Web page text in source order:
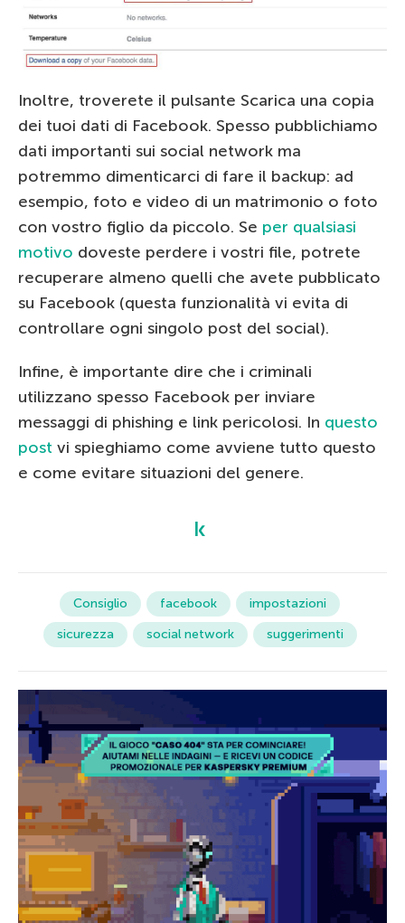
Inoltre, troverete il pulsante Scarica una copia
dei tuoi dati di Facebook. Spesso pubblichiamo
dati importanti sui social network ma
potremmo dimenticarci di fare il backup: ad
esempio, foto e video di un matrimonio o foto
con vostro figlio da piccolo. Se per qualsiasi
motivo doveste perdere i vostri file, potrete
recuperare almeno quelli che avete pubblicato
su Facebook (questa funzionalità vi evita di
controllare ogni singolo post del social).
Infine, è importante dire che i criminali
utilizzano spesso Facebook per inviare
messaggi di phishing e link pericolosi. In questo
post vi spieghiamo come avviene tutto questo
e come evitare situazioni del genere.
Consiglio facebook
impostazioni
sicurezza
social network suggerimenti